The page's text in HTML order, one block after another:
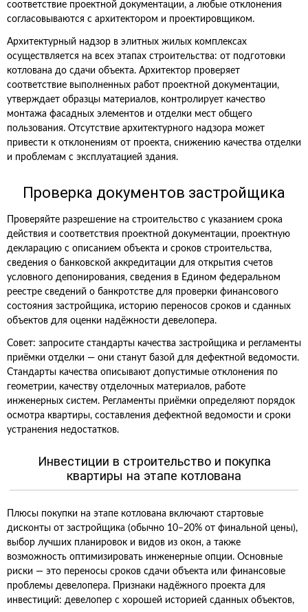
соответствие проектной документации, а любые отклонения
согласовываются с архитектором и проектировщиком.
Архитектурный надзор в элитных жилых комплексах
осуществляется на всех этапах строительства: от подготовки
котлована до сдачи объекта. Архитектор проверяет
соответствие выполненных работ проектной документации,
утверждает образцы материалов, контролирует качество
монтажа фасадных элементов и отделки мест общего
пользования. Отсутствие архитектурного надзора может
привести к отклонениям от проекта, снижению качества отделки
и проблемам с эксплуатацией здания.
Проверка документов застройщика
Проверяйте разрешение на строительство с указанием срока
действия и соответствия проектной документации, проектную
декларацию с описанием объекта и сроков строительства,
сведения о банковской аккредитации для открытия счетов
условного депонирования, сведения в Едином федеральном
реестре сведений о банкротстве для проверки финансового
состояния застройщика, историю переносов сроков и сданных
объектов для оценки надёжности девелопера.
Совет: запросите стандарты качества застройщика и регламенты
приёмки отделки — они станут базой для дефектной ведомости.
Стандарты качества описывают допустимые отклонения по
геометрии, качеству отделочных материалов, работе
инженерных систем. Регламенты приёмки определяют порядок
осмотра квартиры, составления дефектной ведомости и сроки
устранения недостатков.
Инвестиции в строительство и покупка
квартиры на этапе котлована
Плюсы покупки на этапе котлована включают стартовые
дисконты от застройщика (обычно 10–20% от финальной цены),
выбор лучших планировок и видов из окон, а также
возможность оптимизировать инженерные опции. Основные
риски — это переносы сроков сдачи объекта или финансовые
проблемы девелопера. Признаки надёжного проекта для
инвестиций: девелопер с хорошей историей сданных объектов,